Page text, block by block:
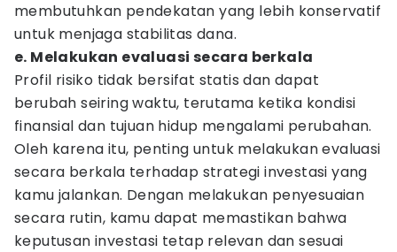
membutuhkan pendekatan yang lebih konservatif
untuk menjaga stabilitas dana.
e. Melakukan evaluasi secara berkala
Profil risiko tidak bersifat statis dan dapat
berubah seiring waktu, terutama ketika kondisi
finansial dan tujuan hidup mengalami perubahan.
Oleh karena itu, penting untuk melakukan evaluasi
secara berkala terhadap strategi investasi yang
kamu jalankan. Dengan melakukan penyesuaian
secara rutin, kamu dapat memastikan bahwa
keputusan investasi tetap relevan dan sesuai